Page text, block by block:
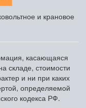
и крановое
касающаяся
складе, стоимости
и ни при каких
определяемой
кодекса РФ.